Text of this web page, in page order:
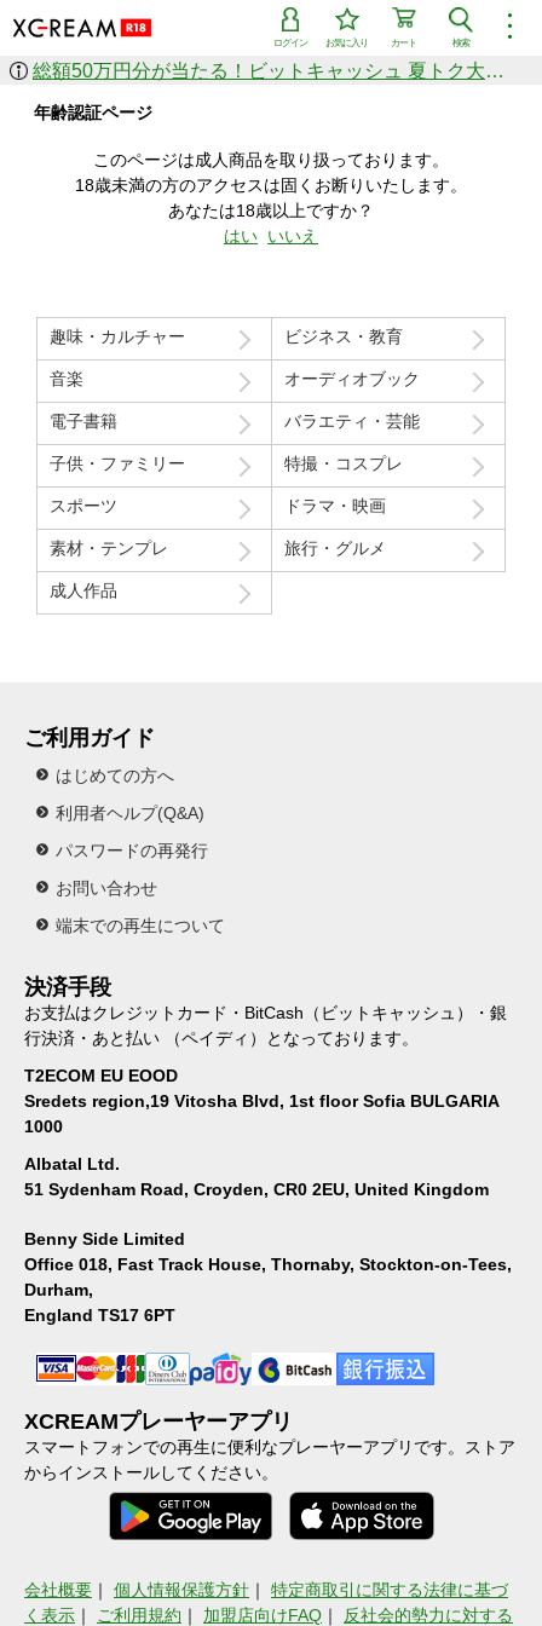
︙
検索
カート
お気に入り
ログイン
作品を探す
ジャンル
シリーズ
人気のセール中商品
新着セール中商品
すべての作品から探す
価格の安い順
価格の高い順
月間ランキング
年間ランキング
総額50万円分が当たる！ビットキャッシュ 夏トク大感謝祭
年齢認証ページ
このページは成人商品を取り扱っております。
18歳未満の方のアクセスは固くお断りいたします。
あなたは18歳以上ですか？
はい いいえ
趣味・カルチャー ビジネス・教育
音楽 オーディオブック
電子書籍 バラエティ・芸能
子供・ファミリー 特撮・コスプレ
スポーツ ドラマ・映画
素材・テンプレ 旅行・グルメ
成人作品
ご利用ガイド
はじめての方へ
利用者ヘルプ(Q&A)
パスワードの再発行
お問い合わせ
端末での再生について
決済手段
お支払はクレジットカード・BitCash（ビットキャッシュ）・銀
行決済・あと払い （ペイディ）となっております。
T2ECOM EU EOOD
Sredets region,19 Vitosha Blvd, 1st floor Sofia BULGARIA
1000
Albatal Ltd.
51 Sydenham Road, Croyden, CR0 2EU, United Kingdom
Benny Side Limited
Office 018, Fast Track House, Thornaby, Stockton-on-Tees,
Durham,
England TS17 6PT
XCREAMプレーヤーアプリ
スマートフォンでの再生に便利なプレーヤーアプリです。ストア
からインストールしてください。
会社概要 ｜ 個人情報保護方針 ｜ 特定商取引に関する法律に基づ
く表示 ｜ ご利用規約 ｜ 加盟店向けFAQ ｜ 反社会的勢力に対する